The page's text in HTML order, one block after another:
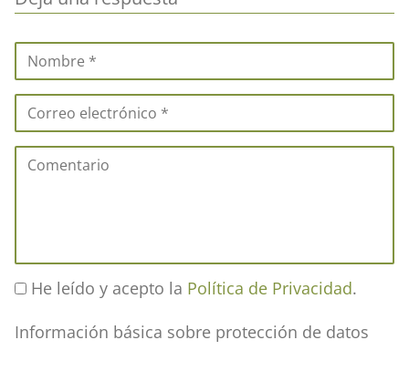
He leído y acepto la Política de Privacidad.
Información básica sobre protección de datos